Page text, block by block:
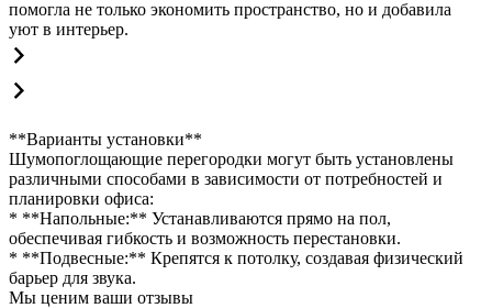
помогла не только экономить пространство, но и добавила
уют в интерьер.
**Варианты установки**
Шумопоглощающие перегородки могут быть установлены
различными способами в зависимости от потребностей и
планировки офиса:
* **Напольные:** Устанавливаются прямо на пол,
обеспечивая гибкость и возможность перестановки.
* **Подвесные:** Крепятся к потолку, создавая физический
барьер для звука.
Мы ценим ваши отзывы